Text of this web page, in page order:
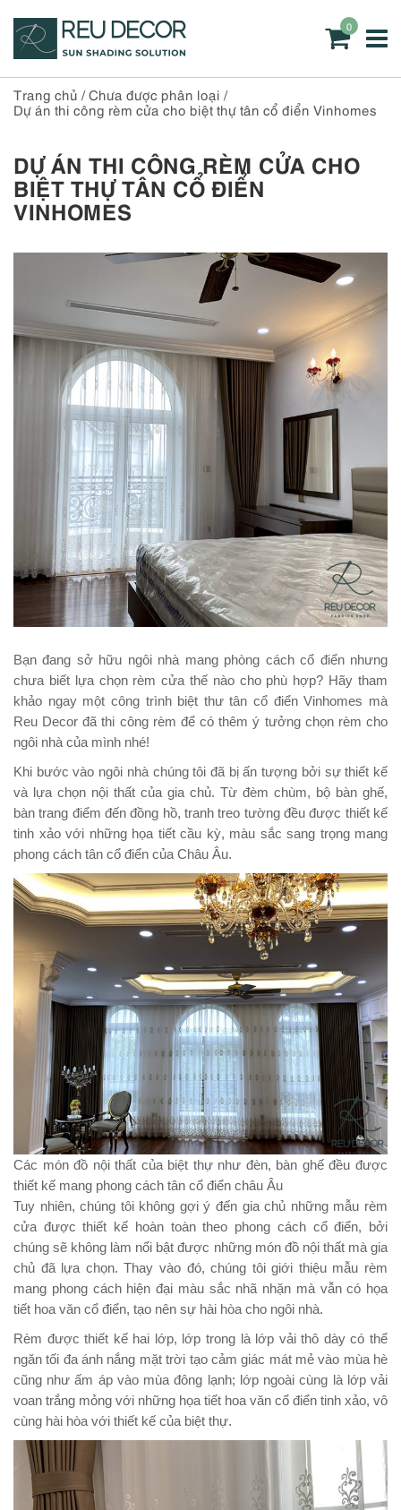
0
Trang chủ /Chưa được phân loại /
Dự án thi công rèm cửa cho biệt thự tân cổ điển Vinhomes
DỰ ÁN THI CÔNG RÈM CỬA CHO
BIỆT THỰ TÂN CỔ ĐIỂN
VINHOMES
Bạn đang sở hữu ngôi nhà mang phòng cách cổ điển nhưng
chưa biết lựa chọn rèm cửa thế nào cho phù hợp? Hãy tham
khảo ngay một công trình biệt thư tân cổ điển Vinhomes mà
Reu Decor đã thi công rèm để có thêm ý tưởng chọn rèm cho
ngôi nhà của mình nhé!
Khi bước vào ngôi nhà chúng tôi đã bị ấn tượng bởi sự thiết kế
và lựa chọn nội thất của gia chủ. Từ đèm chùm, bộ bàn ghế,
bàn trang điểm đến đồng hồ, tranh treo tường đều được thiết kế
tinh xảo với những họa tiết cầu kỳ, màu sắc sang trọng mang
phong cách tân cổ điển của Châu Âu.
Các món đồ nội thất của biệt thự như đèn, bàn ghế đều được
thiết kế mang phong cách tân cổ điển châu Âu
Tuy nhiên, chúng tôi không gợi ý đến gia chủ những mẫu rèm
cửa được thiết kế hoàn toàn theo phong cách cổ điển, bởi
chúng sẽ không làm nổi bật được những món đồ nội thất mà gia
chủ đã lựa chọn. Thay vào đó, chúng tôi giới thiệu mẫu rèm
mang phong cách hiện đại màu sắc nhã nhặn mà vẫn có họa
tiết hoa văn cổ điển, tạo nên sự hài hòa cho ngôi nhà.
Rèm được thiết kế hai lớp, lớp trong là lớp vải thô dày có thể
ngăn tối đa ánh nắng mặt trời tạo cảm giác mát mẻ vào mùa hè
cũng như ấm áp vào mùa đông lạnh; lớp ngoài cùng là lớp vải
voan trắng mỏng với những họa tiết hoa văn cổ điển tinh xảo, vô
cùng hài hòa với thiết kế của biệt thự.